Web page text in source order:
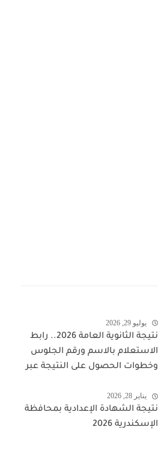
يوليو 29, 2026
نتيجة الثانوية العامة 2026.. رابط
الاستعلام بالاسم ورقم الجلوس
وخطوات الحصول على النتيجة عبر
يناير 28, 2026
نتيجة الشهادة الإعدادية بمحافظة
الإسكندرية 2026